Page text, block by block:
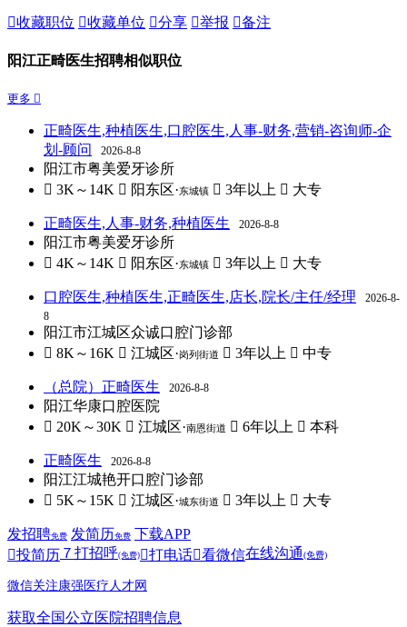
收藏职位 收藏单位 分享 举报 备注
阳江正畸医生招聘相似职位
更多 
正畸医生,种植医生,口腔医生,人事-财务,营销-咨询师-企
划-顾问
2026-8-8
阳江市粤美爱牙诊所
 3K～14K  阳东区·东城镇  3年以上  大专
正畸医生,人事-财务,种植医生 2026-8-8
阳江市粤美爱牙诊所
 4K～14K  阳东区·东城镇  3年以上  大专
口腔医生,种植医生,正畸医生,店长,院长/主任/经理
2026-8-
8
阳江市江城区众诚口腔门诊部
 8K～16K  江城区·岗列街道  3年以上  中专
（总院）正畸医生 2026-8-8
阳江华康口腔医院
 20K～30K  江城区·南恩街道  6年以上  本科
正畸医生 2026-8-8
阳江江城艳开口腔门诊部
 5K～15K  江城区·城东街道  3年以上  大专
发招聘免费 发简历免费 下载APP
投简历 ７ 打招呼(免费) 打电话看微信在线沟通(免费)
微信关注康强医疗人才网
获取全国公立医院招聘信息